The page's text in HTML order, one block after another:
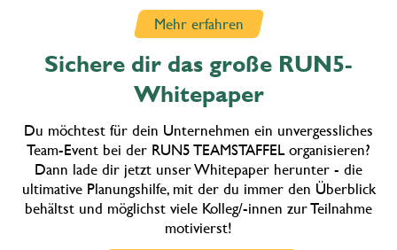
Mehr erfahren
Sichere dir das große RUN5-
Whitepaper
Du möchtest für dein Unternehmen ein unvergessliches
Team-Event bei der RUN5 TEAMSTAFFEL organisieren?
Dann lade dir jetzt unser Whitepaper herunter - die
ultimative Planungshilfe, mit der du immer den Überblick
behältst und möglichst viele Kolleg/-innen zur Teilnahme
motivierst!